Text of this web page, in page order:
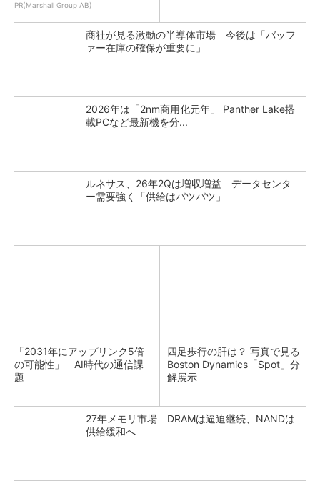
PR(Marshall Group AB)
商社が見る激動の半導体市場 今後は「バッフ
ァー在庫の確保が重要に」
2026年は「2nm商用化元年」 Panther Lake搭
載PCなど最新機を分...
ルネサス、26年2Qは増収増益 データセンタ
ー需要強く「供給はパツパツ」
「2031年にアップリンク5倍
の可能性」 AI時代の通信課
題
四足歩行の肝は？ 写真で見る
Boston Dynamics「Spot」分
解展示
27年メモリ市場 DRAMは逼迫継続、NANDは
供給緩和へ